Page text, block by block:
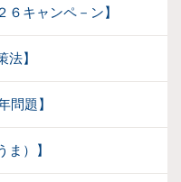
６キャンペ－ン】
】
問題】
）】